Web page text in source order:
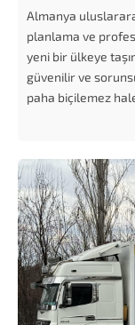
Almanya
planlama ve
yeni bir ülkeye
güvenilir ve
paha biçilemez